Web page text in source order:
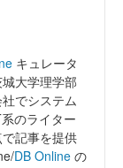
キュレータ
大学理学部
でシステム
のライター
記事を提供
DB Online の